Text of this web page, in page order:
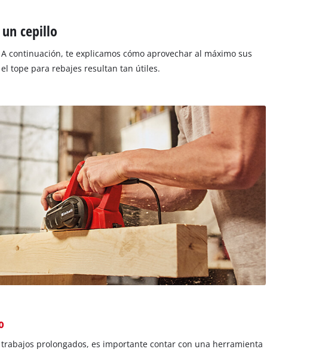
cepillo
te explicamos cómo aprovechar al máximo sus
tope para rebajes resultan tan útiles.
prolongados, es importante contar con una herramienta